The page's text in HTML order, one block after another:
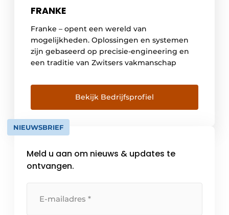
FRANKE
Franke – opent een wereld van
mogelijkheden. Oplossingen en systemen
zijn gebaseerd op precisie-engineering en
een traditie van Zwitsers vakmanschap
Bekijk Bedrijfsprofiel
NIEUWSBRIEF
Meld u aan om nieuws & updates te
ontvangen.